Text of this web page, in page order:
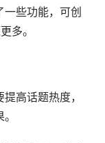
些功能，可创
多。
高话题热度，